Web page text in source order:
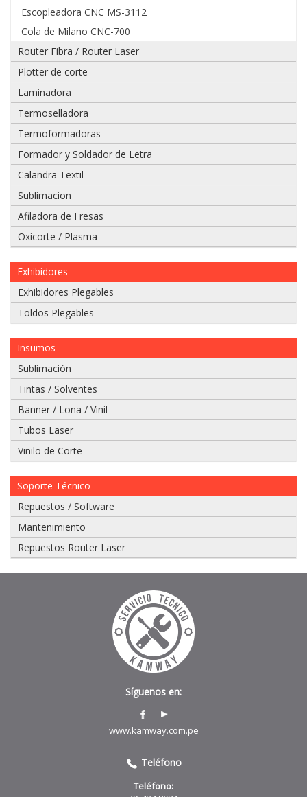
boleta:
Adjuntar
imágenes
de
problema:
Si
tiene
un
video
del
que
tiene
envielo
a
nuestro
whatsapp:
975
628
067
975
628
609
Escopleadora CNC MS-3112
Cola de Milano CNC-700
Router Fibra / Router Laser
Plotter de corte
Laminadora
Termoselladora
Termoformadoras
Formador y Soldador de Letra
Calandra Textil
Sublimacion
Afiladora de Fresas
Oxicorte / Plasma
Exhibidores
Exhibidores Plegables
Toldos Plegables
Insumos
Sublimación
Tintas / Solventes
Banner / Lona / Vinil
Tubos Laser
Vinilo de Corte
Soporte Técnico
Repuestos / Software
Mantenimiento
Repuestos Router Laser
Síguenos en:
www.kamway.com.pe
Teléfono
Teléfono: